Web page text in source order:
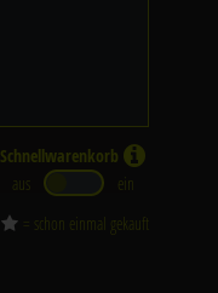
Schnellwarenkorb
aus
ein
= schon einmal gekauft